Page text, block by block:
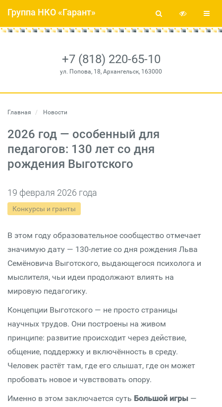
+7 (818) 220-65-10
ул. Попова, 18, Архангельск, 163000
Группа НКО «Гарант»
Главная Новости
2026 год — особенный для
педагогов: 130 лет со дня
рождения Выготского
19 февраля 2026 года
Конкурсы и гранты
В этом году образовательное сообщество отмечает
значимую дату — 130-летие со дня рождения Льва
Семёновича Выготского, выдающегося психолога и
мыслителя, чьи идеи продолжают влиять на
мировую педагогику.
Концепции Выготского — не просто страницы
научных трудов. Они построены на живом
принципе: развитие происходит через действие,
общение, поддержку и включённость в среду.
Человек растёт там, где его слышат, где он может
пробовать новое и чувствовать опору.
Именно в этом заключается суть Большой игры —